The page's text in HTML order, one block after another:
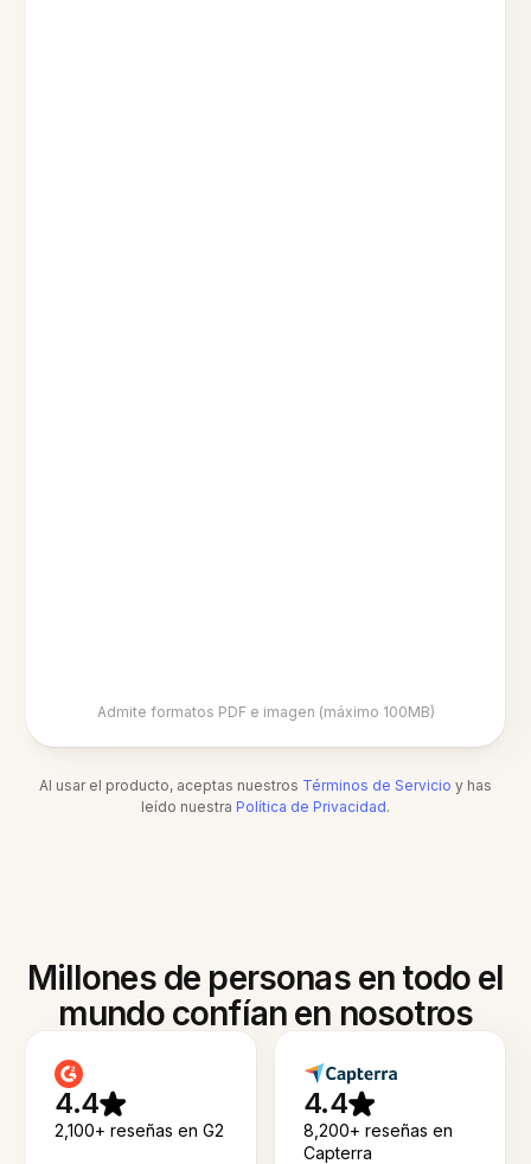
Admite formatos PDF e imagen (máximo 100MB)
Al usar el producto, aceptas nuestros Términos de Servicio y has
leído nuestra Política de Privacidad.
Millones de personas en todo el
mundo confían en nosotros
4.4
2,100+ reseñas en G2
4.4
8,200+ reseñas en
Capterra